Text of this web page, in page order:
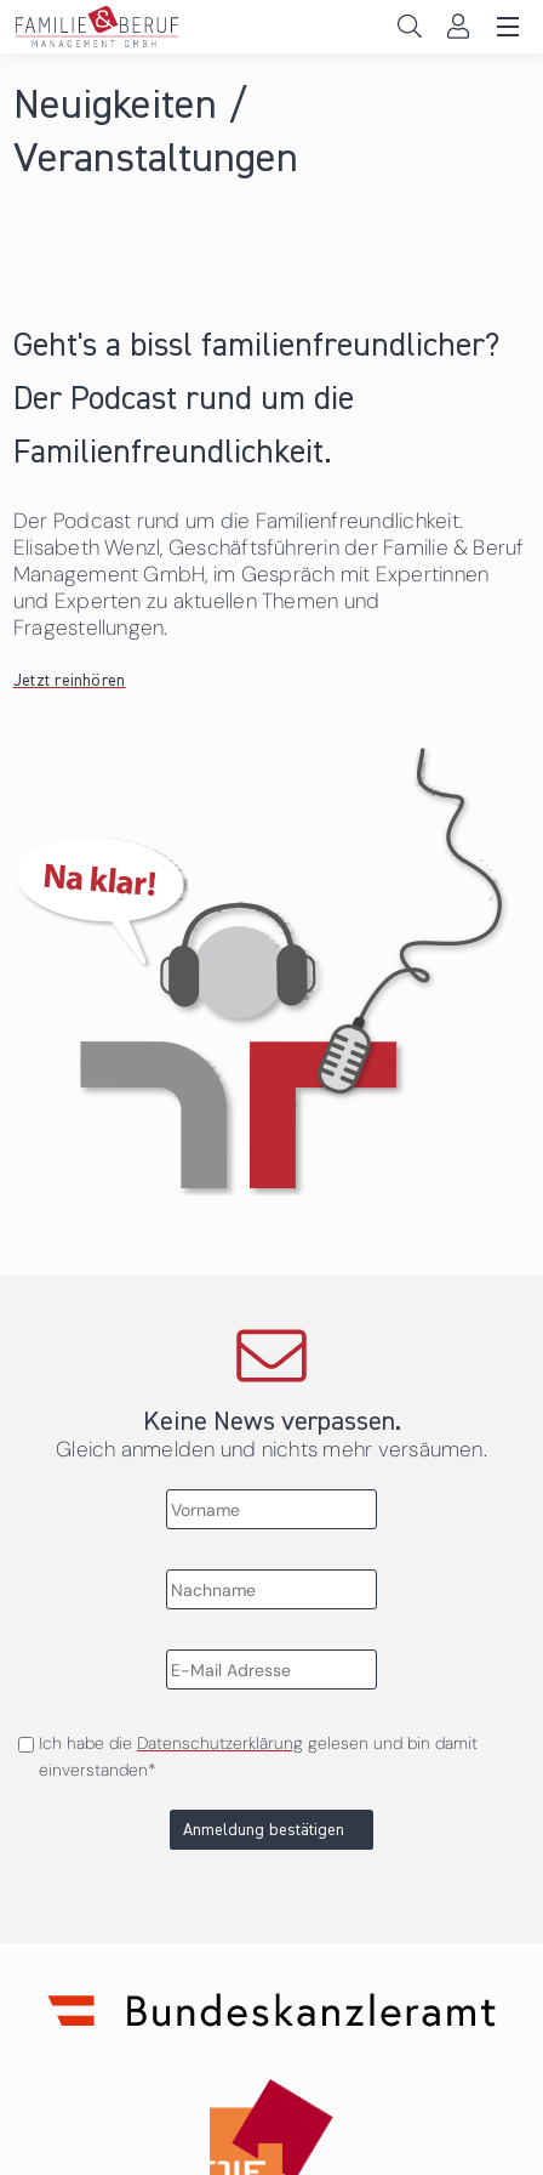
Direkt zum Inhalt
News & Events
Sie sind hier
Neuigkeiten /
Veranstaltungen
Geht's a bissl familienfreundlicher?
Der Podcast rund um die
Familienfreundlichkeit.
Der Podcast rund um die Familienfreundlichkeit.
Elisabeth Wenzl, Geschäftsführerin der Familie & Beruf
Management GmbH, im Gespräch mit Expertinnen
und Experten zu aktuellen Themen und
Fragestellungen.
Jetzt reinhören
Keine News verpassen.
Gleich anmelden und nichts mehr versäumen.
Ich habe die Datenschutzerklärunggelesen und bin damit
einverstanden*
Anmeldung bestätigen